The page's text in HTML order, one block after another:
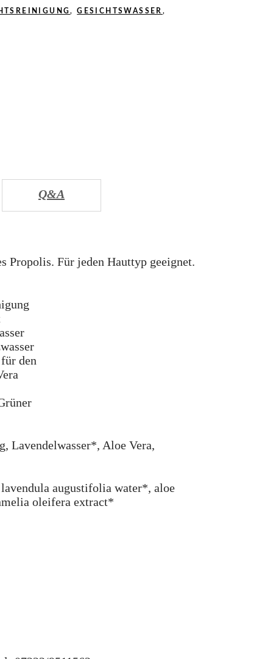
,GESICHTSWASSER ,
Q&A
Propolis. Für jeden Hauttyp geeignet.
den
Lavendelwasser*, Aloe Vera,
augustifolia water*, aloe
oleifera extract*